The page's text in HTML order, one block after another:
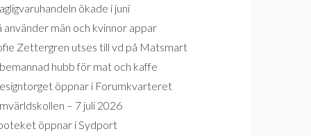
ökade i juni
använder män och kvinnor appar
Zettergren utses till vd på Matsmart
hubb för mat och kaffe
öppnar i Forumkvarteret
– 7 juli 2026
öppnar i Sydport